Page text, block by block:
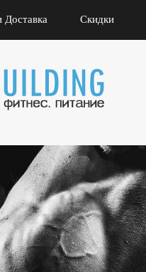
Доставка Скидки